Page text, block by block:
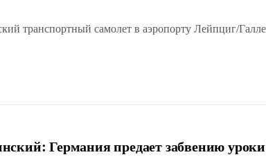
транспортный самолет в аэропорту Лейпциг/
Германия предает забвению